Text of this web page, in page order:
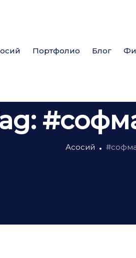
Портфолио Блог
Асосий